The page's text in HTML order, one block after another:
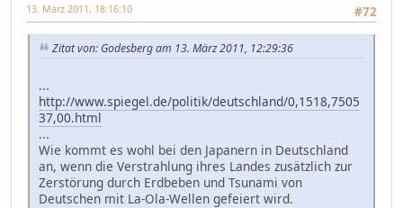
#72
13. März 2011, 18:16:10
Zitat von: Godesberg am 13. März 2011, 12:29:36
...
http://www.spiegel.de/politik/deutschland/0,1518,7505
37,00.html
...
Wie kommt es wohl bei den Japanern in Deutschland
an, wenn die Verstrahlung ihres Landes zusätzlich zur
Zerstörung durch Erdbeben und Tsunami von
Deutschen mit La-Ola-Wellen gefeiert wird.